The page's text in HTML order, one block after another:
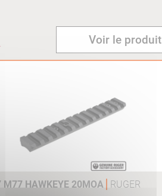
Voir le produit
M77 HAWKEYE 20MOA RUGER